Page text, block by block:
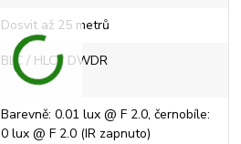
Dosvit až 25 metrů
BLC / HLC / DWDR
Barevně: 0.01 lux @ F 2.0, černobíle:
0 lux @ F 2.0 (IR zapnuto)